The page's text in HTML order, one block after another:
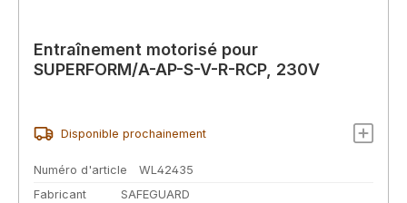
Entraînement motorisé pour
SUPERFORM/A-AP-S-V-R-RCP, 230V
Disponible prochainement
Numéro d'article
WL42435
Fabricant
SAFEGUARD